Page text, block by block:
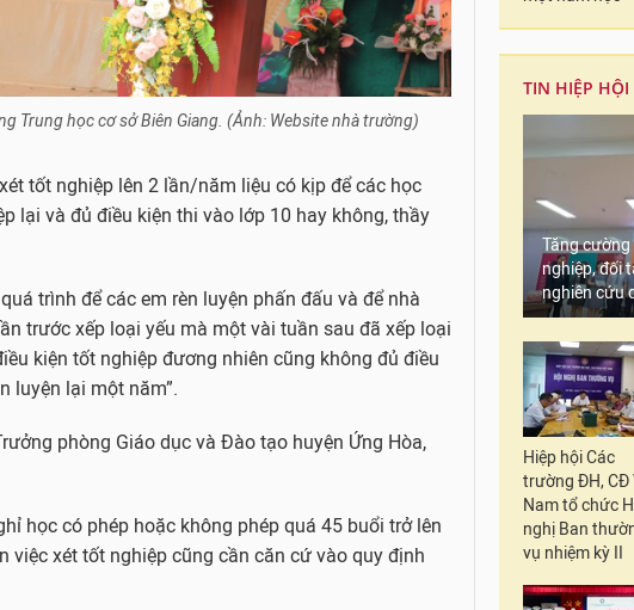
Trung học cơ sở Biên Giang. (Ảnh: Website nhà trường)
tốt nghiệp lên 2 lần/năm liệu có kịp để các học
lại và đủ điều kiện thi vào lớp 10 hay không, thầy
trình để các em rèn luyện phấn đấu và để nhà
trước xếp loại yếu mà một vài tuần sau đã xếp loại
kiện tốt nghiệp đương nhiên cũng không đủ điều
luyện lại một năm”.
phòng Giáo dục và Đào tạo huyện Ứng Hòa,
học có phép hoặc không phép quá 45 buổi trở lên
việc xét tốt nghiệp cũng cần căn cứ vào quy định
TIN HIỆP HỘI
Tăng
nghiệp, đối
nghiên cứu
Hiệp hội Các
trường ĐH, CĐ
Nam tổ chức
nghị Ban
vụ nhiệm kỳ II